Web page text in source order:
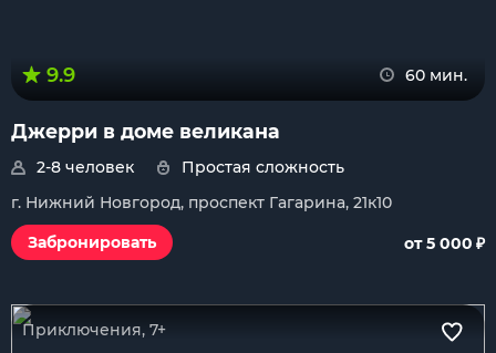
9.9 60 мин.
Джерри в доме великана
2-8 человек
Простая сложность
г. Нижний Новгород, проспект Гагарина, 21к10
Забронировать
от 5 000 ₽
Приключения, 7+